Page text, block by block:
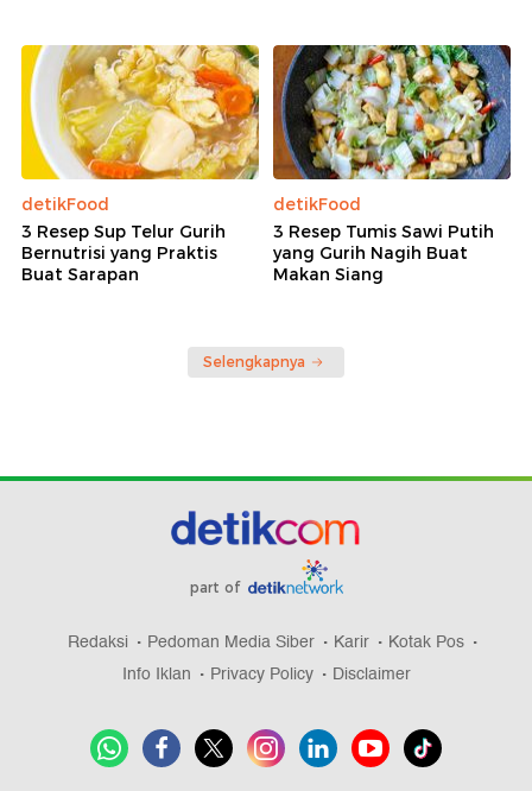
detikFood
3 Resep Sup Telur Gurih
Bernutrisi yang Praktis
Buat Sarapan
detikFood
3 Resep Tumis Sawi Putih
yang Gurih Nagih Buat
Makan Siang
Selengkapnya
part of
Redaksi Pedoman Media Siber Karir
Kotak Pos
Info Iklan
Privacy Policy Disclaimer